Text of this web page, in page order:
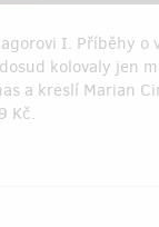
I. Příběhy o
kolovaly jen
a kreslí Marian
Kč.